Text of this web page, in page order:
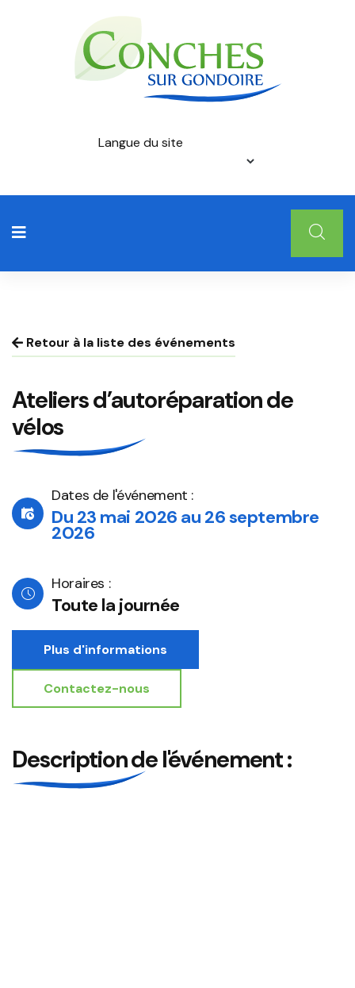
Langue du site
Retour à la liste des événements
Ateliers d’autoréparation de
vélos
Dates de l'événement :
Du 23 mai 2026 au 26 septembre
2026
Horaires :
Toute la journée
Plus d'informations
Contactez-nous
Description de l'événement :